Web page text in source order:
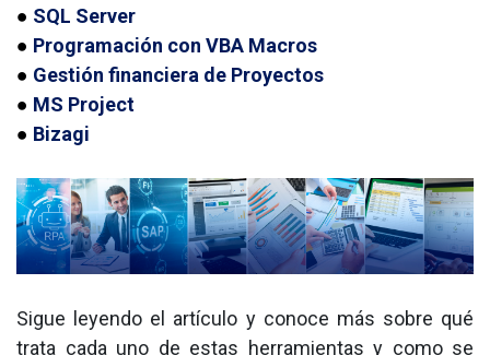
● SQL Server
● Programación con VBA Macros
● Gestión financiera de Proyectos
● MS Project
● Bizagi
Sigue leyendo el artículo y conoce más sobre qué
trata cada uno de estas herramientas y como se